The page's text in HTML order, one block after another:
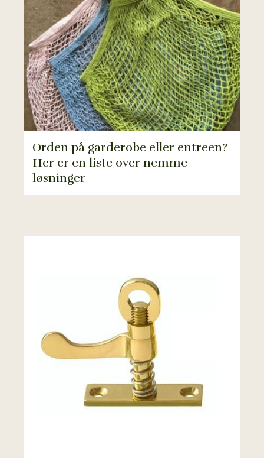
Orden på garderobe eller entreen?
Her er en liste over nemme
løsninger